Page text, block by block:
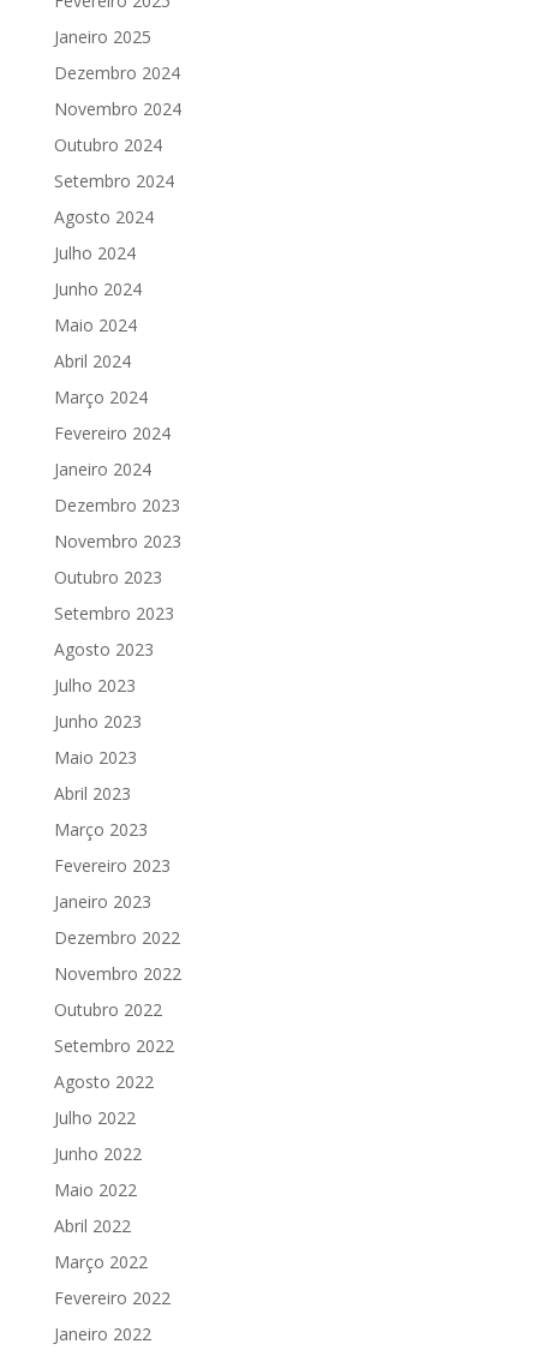
Janeiro 2025
Dezembro 2024
Novembro 2024
Outubro 2024
Setembro 2024
Agosto 2024
Julho 2024
Junho 2024
Maio 2024
Abril 2024
Março 2024
Fevereiro 2024
Janeiro 2024
Dezembro 2023
Novembro 2023
Outubro 2023
Setembro 2023
Agosto 2023
Julho 2023
Junho 2023
Maio 2023
Abril 2023
Março 2023
Fevereiro 2023
Janeiro 2023
Dezembro 2022
Novembro 2022
Outubro 2022
Setembro 2022
Agosto 2022
Julho 2022
Junho 2022
Maio 2022
Abril 2022
Março 2022
Fevereiro 2022
Janeiro 2022